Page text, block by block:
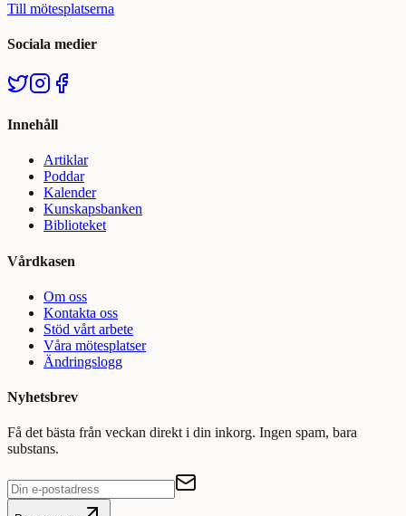
Till mötesplatserna
Sociala medier
Innehåll
Artiklar
Poddar
Kalender
Kunskapsbanken
Biblioteket
Vårdkasen
Om oss
Kontakta oss
Stöd vårt arbete
Våra mötesplatser
Ändringslogg
Nyhetsbrev
Få det bästa från veckan direkt i din inkorg. Ingen spam, bara
substans.